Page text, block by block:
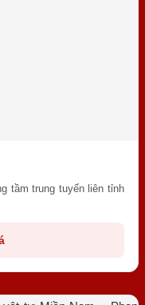
tầm trung tuyến liên tỉnh